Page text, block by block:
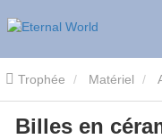
Trophée Matériel
de zéolite Billes en
Billes en